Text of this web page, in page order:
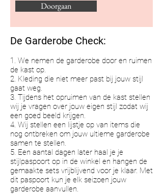
Doorgaan
De Garderobe Check:
1. We nemen de garderobe door en ruimen
de kast op.
2. Kleding die niet meer past bij jouw stijl
gaat weg.
3. Tijdens het opruimen van de kast stellen
wij je vragen over jouw eigen stijl zodat wij
een goed beeld krijgen.
4. Wij stellen een lijstje op van items die
nog ontbreken om jouw ultieme garderobe
samen te stellen.
5. Een aantal dagen later haal je je
stijlpaspoort op in de winkel en hangen de
gemaakte sets vrijblijvend voor je klaar. Met
dit paspoort kun je elk seizoen jouw
garderobe aanvullen.